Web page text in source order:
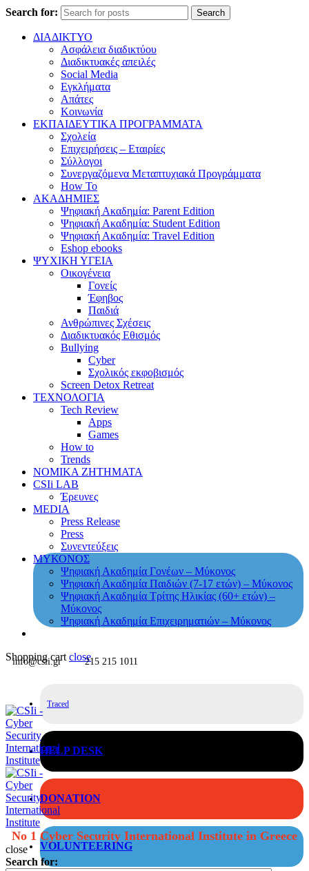
Search for: Search
ΔΙΑΔΙΚΤΥΟ
Ασφάλεια διαδικτύου
Διαδικτυακές απειλές
Social Media
Εγκλήματα
Απάτες
Κοινωνία
ΕΚΠΑΙΔΕΥΤΙΚΑ ΠΡΟΓΡΑΜΜΑΤΑ
Σχολεία
Επιχειρήσεις – Εταιρίες
Σύλλογοι
Συνεργαζόμενα Μεταπτυχιακά Προγράμματα
How To
ΑΚΑΔΗΜΙΕΣ
Ψηφιακή Ακαδημία: Parent Edition
Ψηφιακή Ακαδημία: Student Edition
Ψηφιακή Ακαδημία: Travel Edition
Eshop ebooks
ΨΥΧΙΚΗ ΥΓΕΙΑ
Οικογένεια
Γονείς
Έφηβος
Παιδιά
Ανθρώπινες Σχέσεις
Διαδικτυακός Εθισμός
Bullying
Cyber
Σχολικός εκφοβισμός
Screen Detox Retreat
ΤΕΧΝΟΛΟΓΙΑ
Tech Review
Apps
Games
How to
Trends
ΝΟΜΙΚΑ ΖΗΤΗΜΑΤΑ
CSIi LAB
Έρευνες
MEDIA
Press Release
Press
Συνεντεύξεις
ΜΥΚΟΝΟΣ
Ψηφιακή Ακαδημία Γονέων – Μύκονος
Ψηφιακή Ακαδημία Παιδιών (7-17 ετών) – Μύκονος
Ψηφιακή Ακαδημία Τρίτης Ηλικίας (60+ ετών) –
Μύκονος
Ψηφιακή Ακαδημία Επιχειρηματιών – Μύκονος
Shopping cart close
info@csii.gr 215 215 1011
Traced
HELP DESK
DONATION
VOLUNTEERING
No 1 Cyber Security International Institute in Greece
close
Search for: